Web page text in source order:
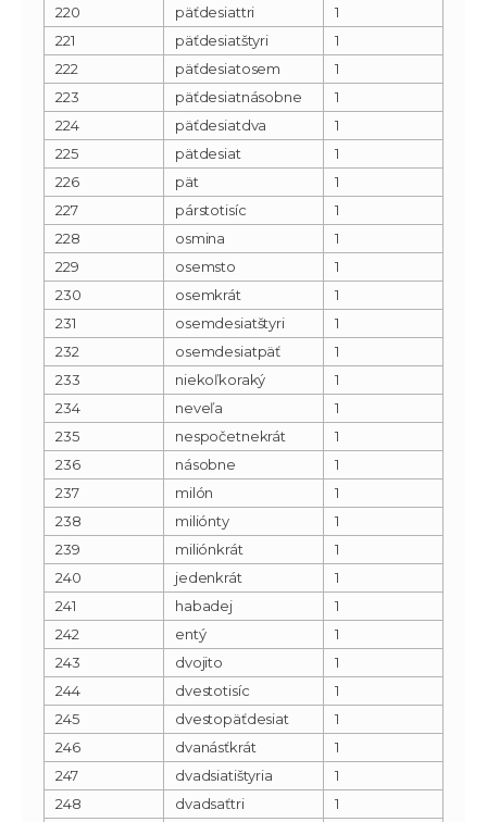
220
päťdesiattri
1
221
päťdesiatštyri
1
222
päťdesiatosem
1
223
päťdesiatnásobne
1
224
päťdesiatdva
1
225
pätdesiat
1
226
pät
1
227
párstotisíc
1
228
osmina
1
229
osemsto
1
230
osemkrát
1
231
osemdesiatštyri
1
232
osemdesiatpäť
1
233
niekoľkoraký
1
234
neveľa
1
235
nespočetnekrát
1
236
násobne
1
237
milón
1
238
miliónty
1
239
miliónkrát
1
240
jedenkrát
1
241
habadej
1
242
entý
1
243
dvojito
1
244
dvestotisíc
1
245
dvestopäťdesiat
1
246
dvanásťkrát
1
247
dvadsiatištyria
1
248
dvadsaťtri
1